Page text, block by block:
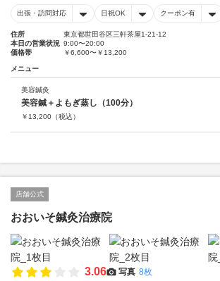
出張・訪問対応 日祝OK クーポン有
住所
東京都世田谷区三軒茶屋1-21-12
本日の営業状況 9:00〜20:00
価格帯
￥6,600〜￥13,200
メニュー
美容鍼灸
美容鍼＋よもぎ蒸し（100分）
￥ 13,200 （税込）
店舗公式
おおいそ鍼灸治療院
3.06 写真 8枚